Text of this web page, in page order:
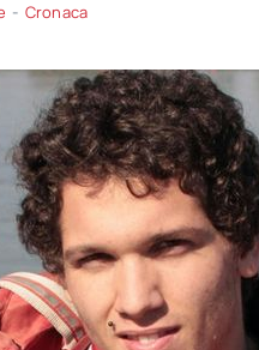
- Cronaca